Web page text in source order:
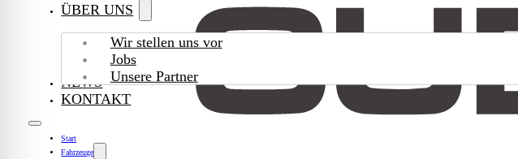
ÜBER UNS
Wir stellen uns vor
Jobs
Unsere Partner
NEWS
KONTAKT
Start
Fahrzeuge